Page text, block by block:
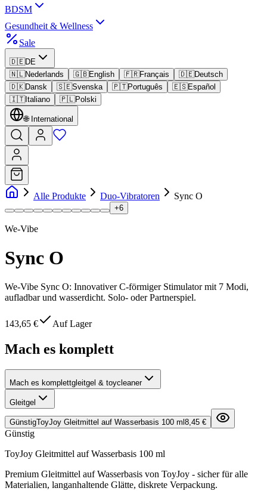
BDSM
Gesundheit & Wellness
Sale
🇩🇪DE
🇳🇱Nederlands 🇬🇧English 🇫🇷Français 🇩🇪Deutsch
🇩🇰Dansk 🇸🇪Svenska 🇵🇹Português 🇪🇸Español
🇮🇹Italiano 🇵🇱Polski
🌐 International
Alle Produkte Duo-Vibratoren Sync O
+6
We-Vibe
Sync O
We-Vibe Sync O: Innovativer C-förmiger Stimulator mit 7 Modi,
aufladbar und wasserdicht. Solo- oder Partnerspiel.
143,65 € Auf Lager
Mach es komplett
Mach es komplettgleitgel & toycleaner
Gleitgel
GünstigToyJoy Gleitmittel auf Wasserbasis 100 ml 8,45 €
Günstig
ToyJoy Gleitmittel auf Wasserbasis 100 ml
Premium Gleitmittel auf Wasserbasis von ToyJoy - sicher für alle
Materialien, langanhaltende Glätte, diskrete Verpackung.